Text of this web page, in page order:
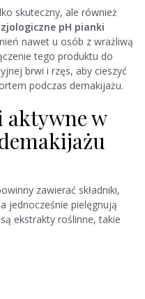
skuteczny, ale również
pH pianki
nawet u osób z wrażliwą
tego produktu do
brwi i rzęs, aby cieszyć
podczas demakijażu.
aktywne w
zawierać składniki,
jednocześnie pielęgnują
ekstrakty roślinne, takie